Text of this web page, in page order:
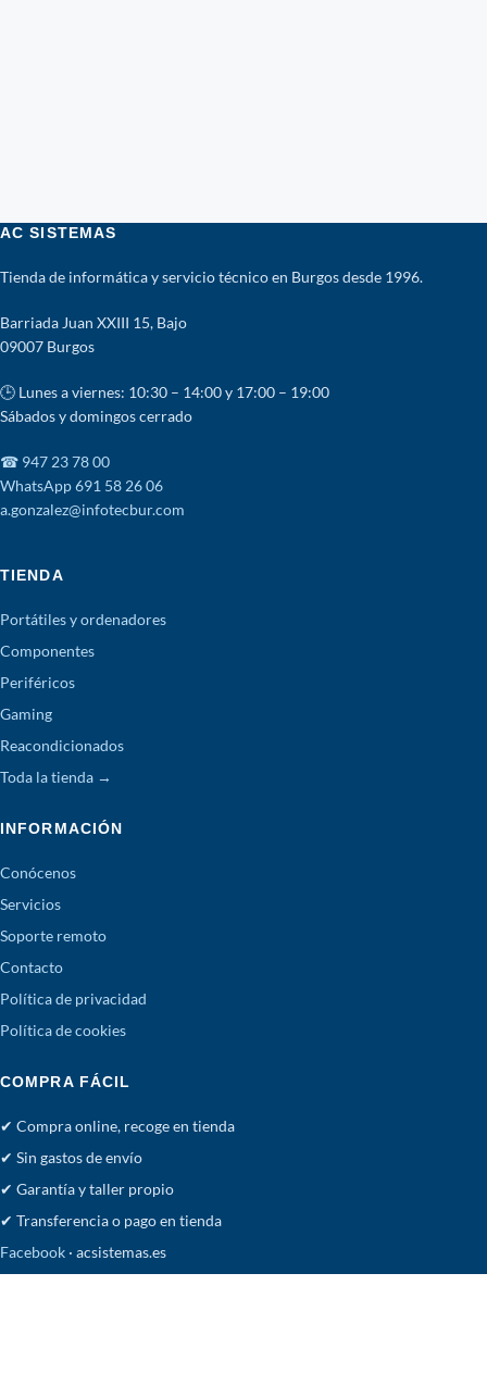
AC SISTEMAS
Tienda de informática y servicio técnico en Burgos desde 1996.
Barriada Juan XXIII 15, Bajo
09007 Burgos
🕒 Lunes a viernes: 10:30 – 14:00 y 17:00 – 19:00
Sábados y domingos cerrado
☎ 947 23 78 00
WhatsApp 691 58 26 06
a.gonzalez@infotecbur.com
TIENDA
Portátiles y ordenadores
Componentes
Periféricos
Gaming
Reacondicionados
Toda la tienda →
INFORMACIÓN
Conócenos
Servicios
Soporte remoto
Contacto
Política de privacidad
Política de cookies
COMPRA FÁCIL
✔ Compra online, recoge en tienda
✔ Sin gastos de envío
✔ Garantía y taller propio
✔ Transferencia o pago en tienda
Facebook · acsistemas.es